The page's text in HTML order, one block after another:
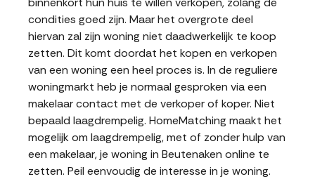
condities goed zijn. Maar het overgrote deel
hiervan zal zijn woning niet daadwerkelijk te koop
zetten. Dit komt doordat het kopen en verkopen
van een woning een heel proces is. In de reguliere
woningmarkt heb je normaal gesproken via een
makelaar contact met de verkoper of koper. Niet
bepaald laagdrempelig. HomeMatching maakt het
mogelijk om laagdrempelig, met of zonder hulp van
een makelaar, je woning in Beutenaken online te
zetten. Peil eenvoudig de interesse in je woning.